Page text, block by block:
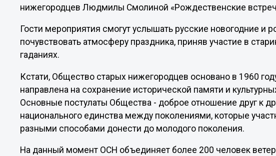
нижегородцев Людмилы Смолиной «Рождественские
Гости мероприятия смогут услышать русские новогодние и
почувствовать атмосферу праздника, приняв участие в
гаданиях.
Кстати, Общество старых нижегородцев основано в 1960
направлена на сохранение исторической памяти и
Основные постулаты Общества - доброе отношение друг к
национального единства между поколениями, которые
разными способами донести до молодого поколения.
На данный момент ОСН объединяет более 200 человек